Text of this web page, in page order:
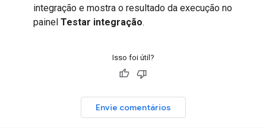
integração e mostra o resultado da execução no
painel Testar integração.
Isso foi útil?
Envie comentários